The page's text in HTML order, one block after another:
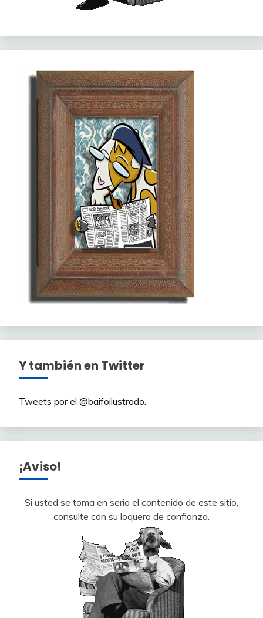
Y también en Twitter
Tweets por el @baifoilustrado.
¡Aviso!
Si usted se toma en serio el contenido de este sitio,
consulte con su loquero de confianza.